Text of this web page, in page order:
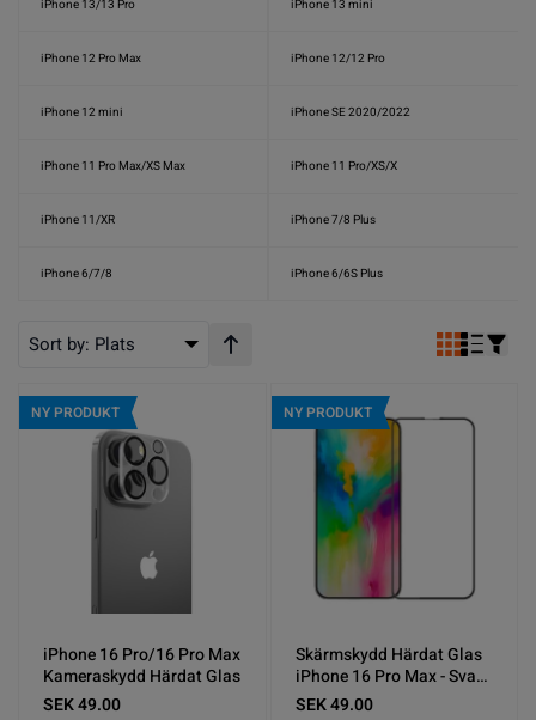
iPhone 13/13 Pro iPhone 13 mini
iPhone 12 Pro Max iPhone 12/12 Pro
iPhone 12 mini iPhone SE 2020/2022
iPhone 11 Pro Max/XS Max iPhone 11 Pro/XS/X
iPhone 11/XR iPhone 7/8 Plus
iPhone 6/7/8 iPhone 6/6S Plus
Sort by: Plats Stigande ordning
NY PRODUKT
iPhone 16 Pro/16 Pro Max
Kameraskydd Härdat Glas
SEK 49.00
NY PRODUKT
Skärmskydd Härdat Glas
iPhone 16 Pro Max - Svart
(miljö)
SEK 49.00